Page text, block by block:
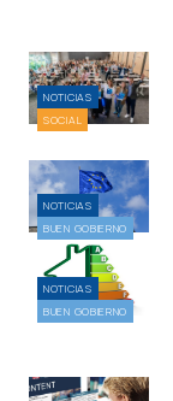
NOTICIAS
SOCIAL
NOTICIAS
BUEN GOBIERNO
NOTICIAS
BUEN GOBIERNO